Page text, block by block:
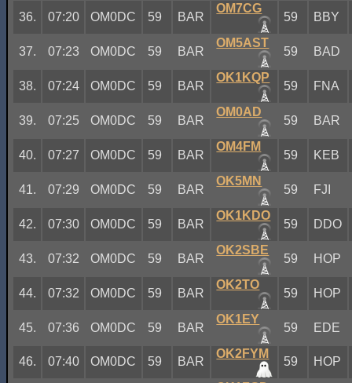
36. 07:20 OM0DC 59 BAR
OM7CG
59 BBY
37. 07:23 OM0DC 59 BAR
OM5AST
59 BAD
38. 07:24 OM0DC 59 BAR
OK1KQP
59 FNA
39. 07:25 OM0DC 59 BAR
OM0AD
59 BAR
40. 07:27 OM0DC 59 BAR
OM4FM
59 KEB
41. 07:29 OM0DC 59 BAR
OK5MN
59 FJI
42. 07:30 OM0DC 59 BAR
OK1KDO
59 DDO
43. 07:32 OM0DC 59 BAR
OK2SBE
59 HOP
44. 07:32 OM0DC 59 BAR
OK2TO
59 HOP
45. 07:36 OM0DC 59 BAR
OK1EY
59 EDE
46. 07:40 OM0DC 59 BAR
OK2FYM
59 HOP